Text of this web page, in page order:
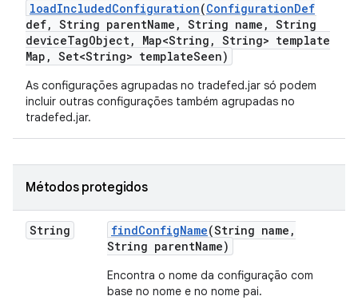
loadIncludedConfiguration(ConfigurationDef
def, String parentName , String name , String
deviceTagObject, Map<String , String> template
Map , Set<String> templateSeen)
As configurações agrupadas no tradefed.jar só podem
incluir outras configurações também agrupadas no
tradefed.jar.
Métodos protegidos
String findConfigName(String name ,
String parentName)
Encontra o nome da configuração com
base no nome e no nome pai.